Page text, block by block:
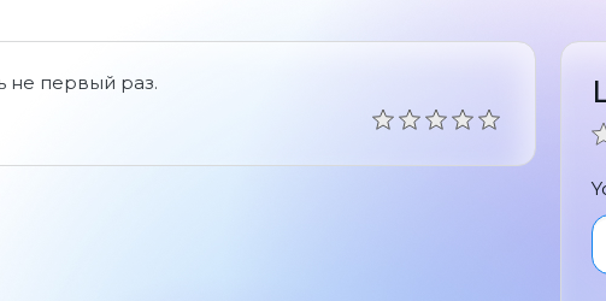
не первый раз.